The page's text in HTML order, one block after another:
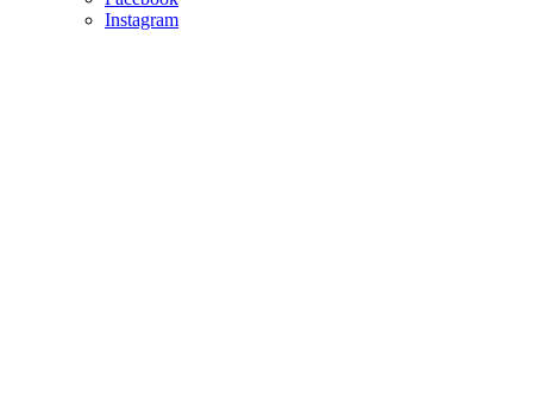
Instagram